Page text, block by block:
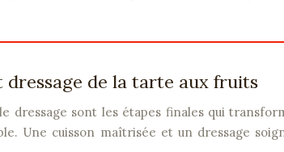
dressage de la tarte aux fruits
dressage sont les étapes finales qui
Une cuisson maîtrisée et un dressage